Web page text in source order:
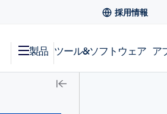
採用情報
製品 ツール&ソフトウェア ア